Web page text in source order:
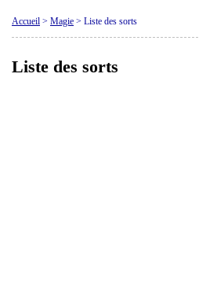
Accueil > Magie > Liste des sorts
Liste des sorts